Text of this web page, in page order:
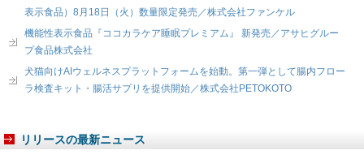
表示食品）8月18日（火）数量限定発売／株式会社ファンケル
機能性表示食品『ココカラケア睡眠プレミアム』 新発売／アサヒグルー
プ食品株式会社
犬猫向けAIウェルネスプラットフォームを始動。第一弾として腸内フロー
ラ検査キット・腸活サプリを提供開始／株式会社PETOKOTO
リリースの最新ニュース